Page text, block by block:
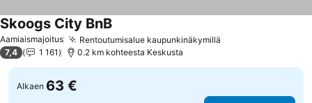
Aamiaismajoitus Rentoutumisalue kaupunkinäkymillä
Skoogs City BnBKatso hinnat
7,4 1 161 0.2 km kohteesta Keskusta
Alkaen 63 €